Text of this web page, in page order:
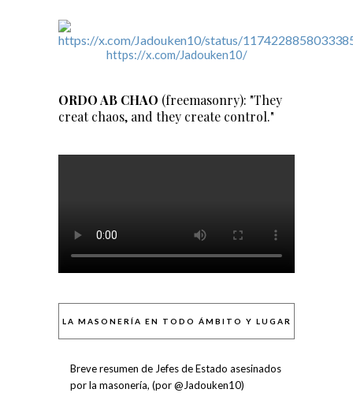
https://x.com/Jadouken10/
ORDO AB CHAO (freemasonry): "They
creat chaos, and they create control."
LA MASONERÍA EN TODO ÁMBITO Y LUGAR
Breve resumen de Jefes de Estado asesinados
por la masonería, (por @Jadouken10)